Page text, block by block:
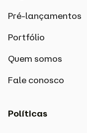
Pré-lançamentos
Portfólio
Quem somos
Fale conosco
Políticas